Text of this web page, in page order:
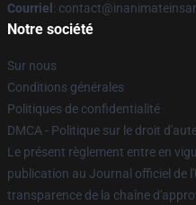
Courriel :
Notre société
Sur nous
Conditions générales
Politiques de confidentialité
DMCA - Politique sur le droit
Le présent règlement entre en
publication au Journal officiel de
transparence de la chaîne